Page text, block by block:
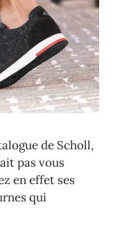
de Scholl,
pas vous
en effet ses
qui